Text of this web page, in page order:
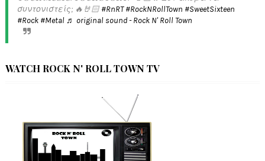
συντονιστείς; 🔥🤘🏻#RnRT #RockNRollTown #SweetSixteen
#Rock #Metal ♬ original sound - Rock N' Roll Town
WATCH ROCK N' ROLL TOWN TV